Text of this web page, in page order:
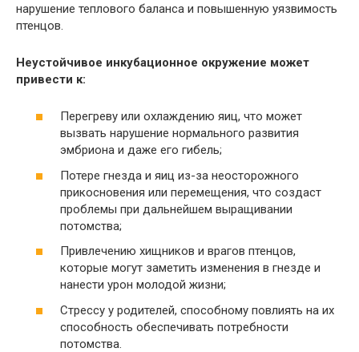
нарушение теплового баланса и повышенную уязвимость
птенцов.
Неустойчивое инкубационное окружение может
привести к:
Перегреву или охлаждению яиц, что может
вызвать нарушение нормального развития
эмбриона и даже его гибель;
Потере гнезда и яиц из-за неосторожного
прикосновения или перемещения, что создаст
проблемы при дальнейшем выращивании
потомства;
Привлечению хищников и врагов птенцов,
которые могут заметить изменения в гнезде и
нанести урон молодой жизни;
Стрессу у родителей, способному повлиять на их
способность обеспечивать потребности
потомства.